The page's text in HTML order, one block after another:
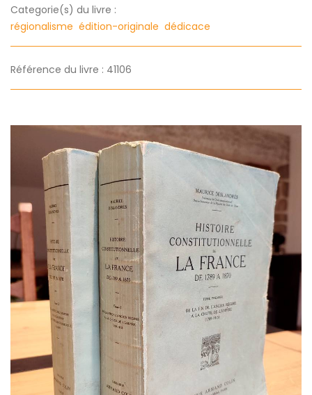
Categorie(s) du livre :
régionalisme édition-originale dédicace
Référence du livre : 41106